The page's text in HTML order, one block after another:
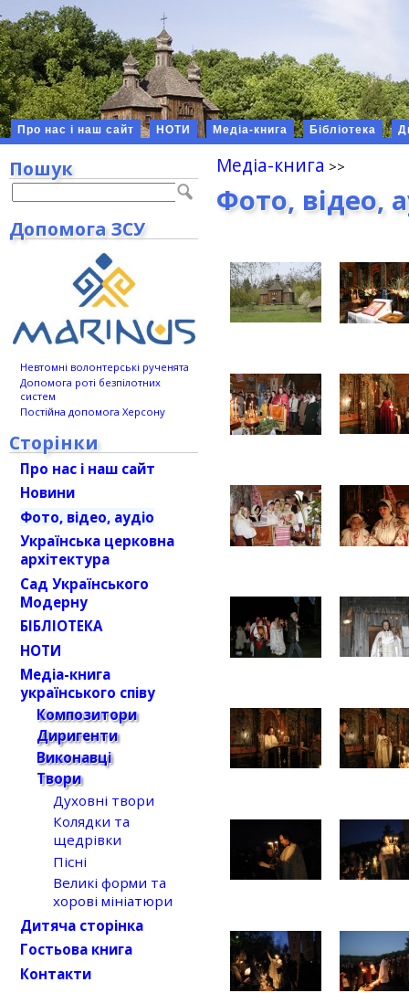
Про нас і наш сайт НОТИ Медіа-книга Бібліотека
Медіа-книга
Фото, відео,
Пошук
Допомога ЗСУ
Невтомні волонтерські рученята
Допомога роті безпілотних
систем
Постійна допомога Херсону
Сторінки
Про нас і наш сайт
Новини
Фото, відео, аудіо
Українська церковна
архітектура
Сад Українського
Модерну
БІБЛІОТЕКА
НОТИ
Медіа-книга
українського співу
Композитори
Диригенти
Виконавці
Твори
Духовні твори
Колядки та
щедрівки
Пісні
Великі форми та
хорові мініатюри
Дитяча сторінка
Гостьова книга
Контакти